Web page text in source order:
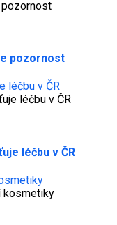
pozornost
léčbu v ČR
léčbu v ČR